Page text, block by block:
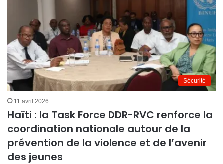
Sécurité
11 avril 2026
Haïti : la Task Force DDR-RVC renforce la
coordination nationale autour de la
prévention de la violence et de l’avenir
des jeunes